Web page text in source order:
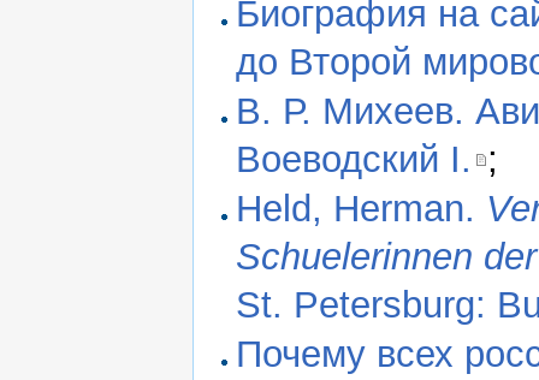
Биография на
до Второй
В. Р. Михеев.
Воеводский I. ;
Held, Herman.
Schuelerinnen
St. Petersburg:
Почему всех